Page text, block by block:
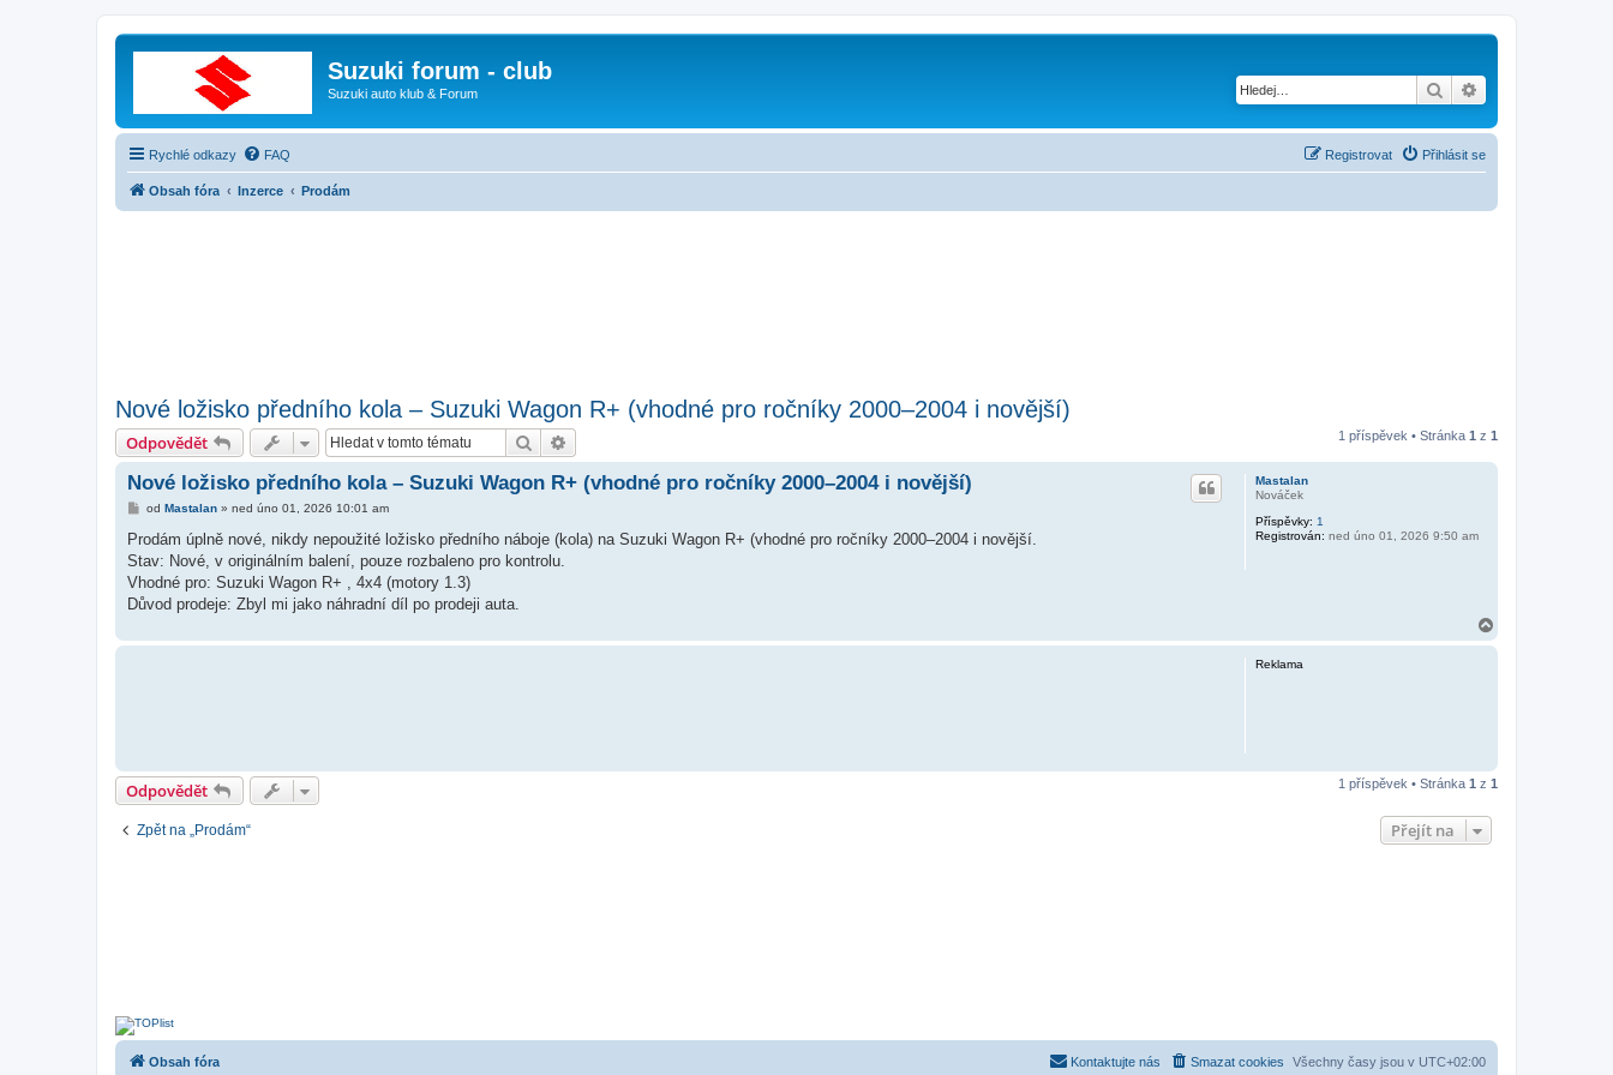
Suzuki forum - club
Suzuki auto klub & Forum Hledat
Rychlé odkazy FAQ Přihlásit se
Registrovat
Obsah fóra Inzerce Prodám
​Nové ložisko předního kola – Suzuki Wagon R+ (vhodné pro ročníky 2000–2004 i novější)
Odpovědět Hledat 1 příspěvek • Stránka 1 z 1
Mastalan
Nováček
Příspěvky: 1
Registrován: ned úno 01, 2026 9:50 am
​Nové ložisko předního kola – Suzuki Wagon R+ (vhodné pro ročníky 2000–2004 i novější)
P
í
p
ě
e
od Mastalan» ned úno 01, 2026 10:01 am
Prodám úplně nové, nikdy nepoužité ložisko předního náboje (kola) na Suzuki Wagon R+ (vhodné pro ročníky 2000–2004 i novější.
​Stav: Nové, v originálním balení, pouze rozbaleno pro kontrolu.
​Vhodné pro: Suzuki Wagon R+ , 4x4 (motory 1.3)
​Důvod prodeje: Zbyl mi jako náhradní díl po prodeji auta.
Reklama
Odpovědět 1 příspěvek • Stránka 1 z 1
Zpět na „Prodám“ Přejít na
Obsah fóra Všechny časy jsou v UTC+02:00
Smazat cookies
Kontaktujte nás